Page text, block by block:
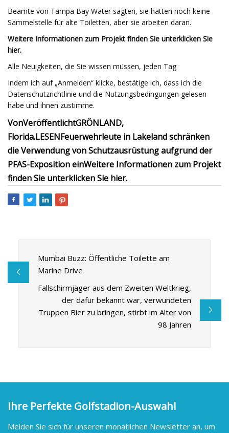
Beamte von Tampa Bay Water sagten, sie hätten noch keine
Sammelstelle für alte Toiletten, aber sie arbeiten daran.
Weitere Informationen zum Projekt finden Sie unterklicken Sie
hier.
Alle Neuigkeiten, die Sie wissen müssen, jeden Tag
Indem ich auf „Anmelden“ klicke, bestätige ich, dass ich die
Datenschutzrichtlinie und die Nutzungsbedingungen gelesen
habe und ihnen zustimme.
VonVeröffentlichtGRÖNLAND,
Florida.LESENFeuerwehrleute in Lakeland schränken
die Verwendung von Schutzausrüstung aufgrund der
PFAS-Exposition einWeitere Informationen zum Projekt
finden Sie unterklicken Sie hier.
Mumbai Buzz: Öffentliche Toilette am
Marine Drive
Fallschirmjäger aus dem Zweiten Weltkrieg,
der dafür bekannt war, verwundeten
Truppen Bier zu bringen, stirbt im Alter von
98 Jahren
Ihre Perfekte Golfstadion-Auswahl
Melden Sie sich für unseren monatlichen Newsletter an, um